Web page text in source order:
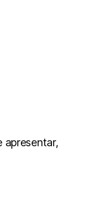
apresentar,